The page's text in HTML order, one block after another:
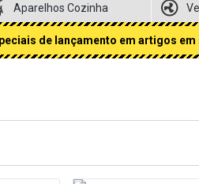
Aparelhos Cozinha
de lançamento em artigos